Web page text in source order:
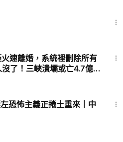
速離婚，系統裡刪除所有
了！三峽潰壩或亡4.7億人
恐怖主義正捲土重來｜中